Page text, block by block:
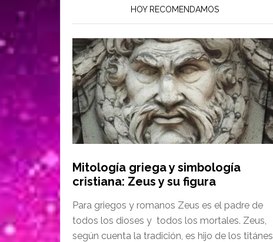
HOY RECOMENDAMOS
Mitología griega y simbología
cristiana: Zeus y su figura
Para griegos y romanos Zeus es el padre de
todos los dioses y todos los mortales. Zeus,
según cuenta la tradición, es hijo de los titánes